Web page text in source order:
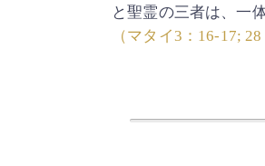
と聖霊の三者は、一
（マタイ3：16-17;